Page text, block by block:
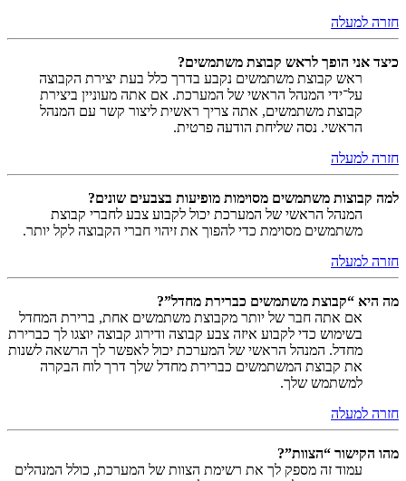
חזרה למעלה
כיצד אני הופך לראש קבוצת משתמשים?
ראש קבוצת משתמשים נקבע בדרך כלל בעת יצירת הקבוצה
על־ידי המנהל הראשי של המערכת. אם אתה מעוניין ביצירת
קבוצת משתמשים, אתה צריך ראשית ליצור קשר עם המנהל
הראשי. נסה שליחת הודעה פרטית.
חזרה למעלה
למה קבוצות משתמשים מסוימות מופיעות בצבעים שונים?
המנהל הראשי של המערכת יכול לקבוע צבע לחברי קבוצת
משתמשים מסוימת כדי להפוך את זיהוי חברי הקבוצה לקל יותר.
חזרה למעלה
מה היא “קבוצת משתמשים כברירת מחדל”?
אם אתה חבר של יותר מקבוצת משתמשים אחת, ברירת המחדל
בשימוש כדי לקבוע איזה צבע קבוצה ודירוג קבוצה יוצגו לך כברירת
מחדל. המנהל הראשי של המערכת יכול לאפשר לך הרשאה לשנות
את קבוצת המשתמשים כברירת מחדל שלך דרך לוח הבקרה
למשתמש שלך.
חזרה למעלה
מהו הקישור “הצוות”?
עמוד זה מספק לך את רשימת הצוות של המערכת, כולל המנהלים